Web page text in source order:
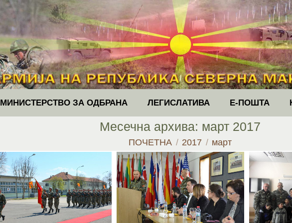
МИНИСТЕРСТВО ЗА ОДБРАНА ЛЕГИСЛАТИВА Е-ПОШТА
Месечна архива: март 2017
You are here:
ПОЧЕТНА 2017 март